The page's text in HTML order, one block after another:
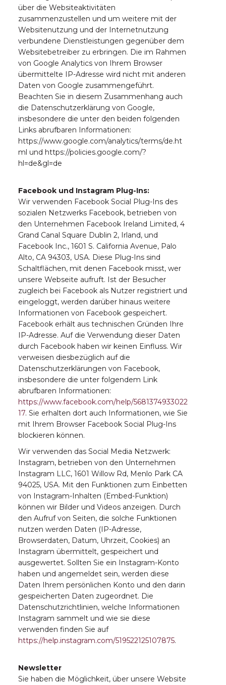
über die Websiteaktivitäten
zusammenzustellen und um weitere mit der
Websitenutzung und der Internetnutzung
verbundene Dienstleistungen gegenüber dem
Websitebetreiber zu erbringen. Die im Rahmen
von Google Analytics von Ihrem Browser
übermittelte IP-Adresse wird nicht mit anderen
Daten von Google zusammengeführt.
Beachten Sie in diesem Zusammenhang auch
die Datenschutzerklärung von Google,
insbesondere die unter den beiden folgenden
Links abrufbaren Informationen:
https://www.google.com/analytics/terms/de.ht
ml und https://policies.google.com/?
hl=de&gl=de
Facebook und Instagram Plug-Ins:
Wir verwenden Facebook Social Plug-Ins des
sozialen Netzwerks Facebook, betrieben von
den Unternehmen Facebook Ireland Limited, 4
Grand Canal Square Dublin 2, Irland, und
Facebook Inc., 1601 S. California Avenue, Palo
Alto, CA 94303, USA. Diese Plug-Ins sind
Schaltflächen, mit denen Facebook misst, wer
unsere Webseite aufruft. Ist der Besucher
zugleich bei Facebook als Nutzer registriert und
eingeloggt, werden darüber hinaus weitere
Informationen von Facebook gespeichert.
Facebook erhält aus technischen Gründen Ihre
IP-Adresse. Auf die Verwendung dieser Daten
durch Facebook haben wir keinen Einfluss. Wir
verweisen diesbezüglich auf die
Datenschutzerklärungen von Facebook,
insbesondere die unter folgendem Link
abrufbaren Informationen:
https://www.facebook.com/help/5681374933022
17. Sie erhalten dort auch Informationen, wie Sie
mit Ihrem Browser Facebook Social Plug-Ins
blockieren können.
Wir verwenden das Social Media Netzwerk:
Instagram, betrieben von den Unternehmen
Instagram LLC, 1601 Willow Rd, Menlo Park CA
94025, USA. Mit den Funktionen zum Einbetten
von Instagram-Inhalten (Embed-Funktion)
können wir Bilder und Videos anzeigen. Durch
den Aufruf von Seiten, die solche Funktionen
nutzen werden Daten (IP-Adresse,
Browserdaten, Datum, Uhrzeit, Cookies) an
Instagram übermittelt, gespeichert und
ausgewertet. Sollten Sie ein Instagram-Konto
haben und angemeldet sein, werden diese
Daten Ihrem persönlichen Konto und den darin
gespeicherten Daten zugeordnet. Die
Datenschutzrichtlinien, welche Informationen
Instagram sammelt und wie sie diese
verwenden finden Sie auf
https://help.instagram.com/519522125107875.
Newsletter
Sie haben die Möglichkeit, über unsere Website